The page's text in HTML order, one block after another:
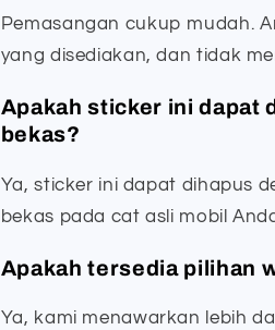
Pemasangan cukup mudah.
yang disediakan, dan tidak
Apakah sticker ini dapat
bekas?
Ya, sticker ini dapat dihapus
bekas pada cat asli mobil
Apakah tersedia pilihan
Ya, kami menawarkan lebih